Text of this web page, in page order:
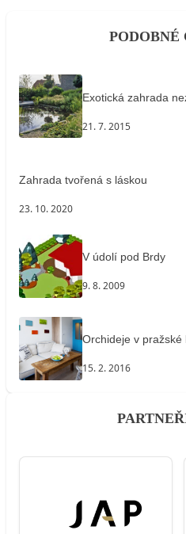
Exotická zahrada
21. 7. 2015
Zahrada tvořená s láskou
23. 10. 2020
V údolí pod Brdy
9. 8. 2009
Orchideje v pražské
15. 2. 2016